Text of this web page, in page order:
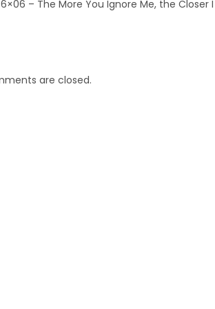
6×06 – The More You Ignore Me, the Closer
are closed.